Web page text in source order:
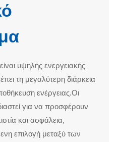
υψηλής ενεργειακής
τη μεγαλύτερη διάρκεια
ενέργειας.Οι
για να προσφέρουν
και ασφάλεια,
επιλογή μεταξύ των